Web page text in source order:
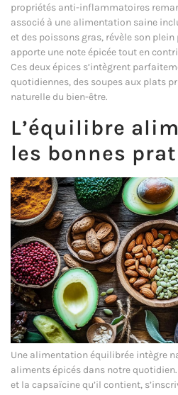
propriétés anti-inflammatoires
associé à une alimentation saine
et des poissons gras, révèle son
apporte une note épicée tout en
Ces deux épices s’intègrent
quotidiennes, des soupes aux plats
naturelle du bien-être.
L’équilibre
les bonnes
Une alimentation équilibrée intègre
aliments épicés dans notre
et la capsaïcine qu’il contient,